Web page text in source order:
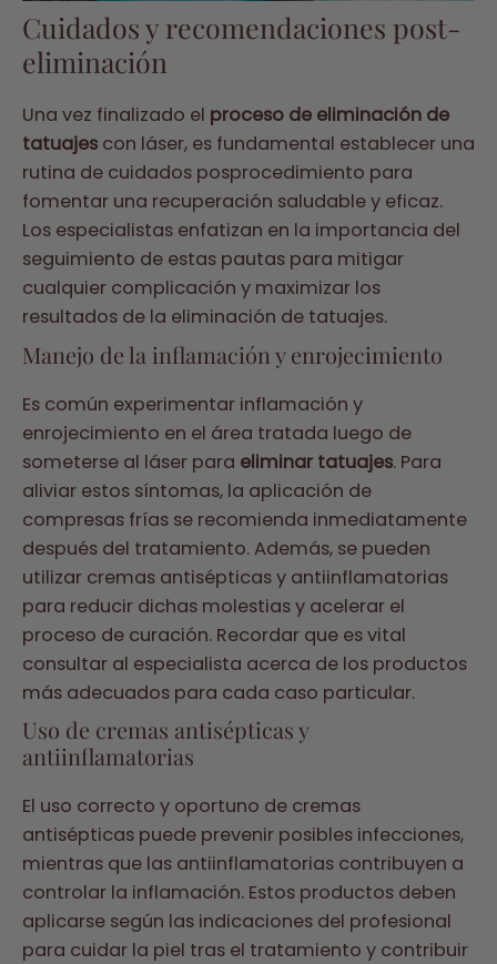
Cuidados y recomendaciones post-
eliminación
Una vez finalizado el proceso de eliminación de
tatuajes con láser, es fundamental establecer una
rutina de cuidados posprocedimiento para
fomentar una recuperación saludable y eficaz.
Los especialistas enfatizan en la importancia del
seguimiento de estas pautas para mitigar
cualquier complicación y maximizar los
resultados de la eliminación de tatuajes.
Manejo de la inflamación y enrojecimiento
Es común experimentar inflamación y
enrojecimiento en el área tratada luego de
someterse al láser para eliminar tatuajes. Para
aliviar estos síntomas, la aplicación de
compresas frías se recomienda inmediatamente
después del tratamiento. Además, se pueden
utilizar cremas antisépticas y antiinflamatorias
para reducir dichas molestias y acelerar el
proceso de curación. Recordar que es vital
consultar al especialista acerca de los productos
más adecuados para cada caso particular.
Uso de cremas antisépticas y
antiinflamatorias
El uso correcto y oportuno de cremas
antisépticas puede prevenir posibles infecciones,
mientras que las antiinflamatorias contribuyen a
controlar la inflamación. Estos productos deben
aplicarse según las indicaciones del profesional
para cuidar la piel tras el tratamiento y contribuir